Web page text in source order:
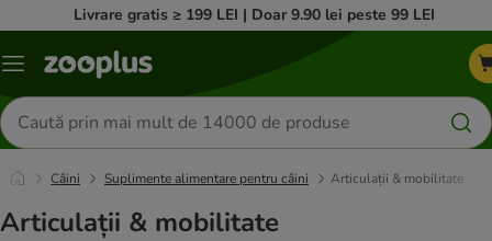
Livrare gratis ≥ 199 LEI | Doar 9.90 lei peste 99 LEI
Categorii
Căutare
produse
Câini Suplimente alimentare pentru câini Articulații & mobilitate
Articulații & mobilitate